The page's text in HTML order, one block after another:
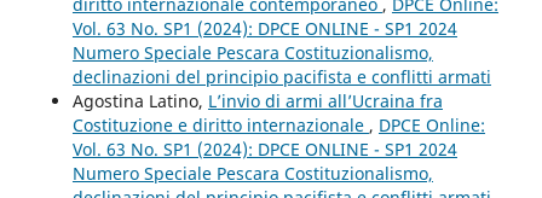
Vol. 63 No. SP1 (2024): DPCE ONLINE - SP1 2024
Numero Speciale Pescara Costituzionalismo,
declinazioni del principio pacifista e conflitti armati
Agostina Latino, L’invio di armi all’Ucraina fra
Costituzione e diritto internazionale , DPCE Online:
Vol. 63 No. SP1 (2024): DPCE ONLINE - SP1 2024
Numero Speciale Pescara Costituzionalismo,